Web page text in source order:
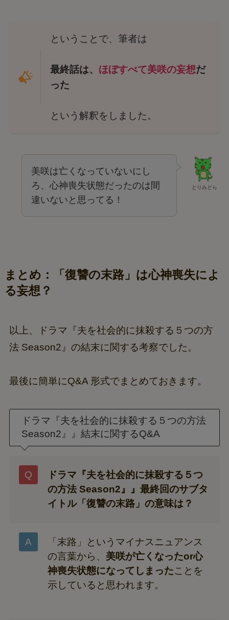
ということで、筆者は
最終話は、 ほぼすべて美咲の妄想だ
った
という解釈をしました。
とりみどら
美咲は亡くなっていないにし
ろ、心神喪失状態だったのは間
違いないと思ってる！
まとめ：「復讐の末路」は心神喪失によ
る妄想？
以上、ドラマ『夫を社会的に抹殺する５つの方
法 Season2』の結末に関する考察でした。
最後に簡単にQ&A 形式でまとめておきます。
ドラマ『夫を社会的に抹殺する５つの方法
Season2』』結末に関するQ&A
ドラマ『夫を社会的に抹殺する５つ
の方法 Season2』』最終回のサブタ
イトル「復讐の末路」の意味は？
「末路」というマイナスニュアンス
の言葉から、 美咲が亡くなったor心
神喪失状態になってしまったことを
示していると思われます。